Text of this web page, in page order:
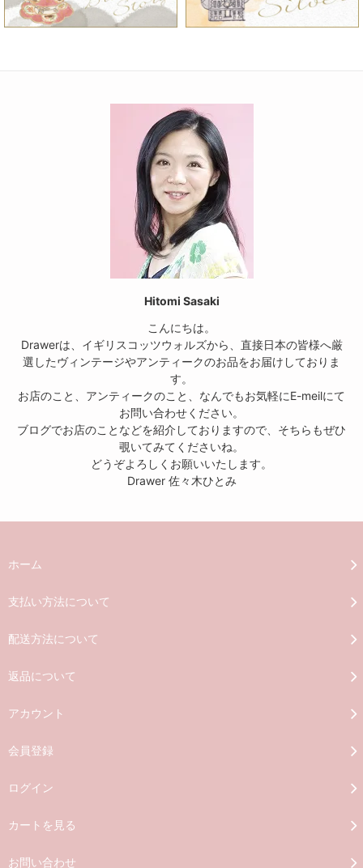
Hitomi Sasaki
こんにちは。
Drawerは、イギリスコッツウォルズから、直接日本の皆様へ厳
選したヴィンテージやアンティークのお品をお届けしておりま
す。
お店のこと、アンティークのこと、なんでもお気軽にE-meilにて
お問い合わせください。
ブログでお店のことなどを紹介しておりますので、そちらもぜひ
覗いてみてくださいね。
どうぞよろしくお願いいたします。
Drawer 佐々木ひとみ
ホーム
支払い方法について
配送方法について
返品について
アカウント
会員登録
ログイン
カートを見る
お問い合わせ